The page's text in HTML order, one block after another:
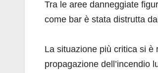
Tra le aree danneggiate
come bar è stata distrutta
La situazione più critica si è
propagazione dell’incendio